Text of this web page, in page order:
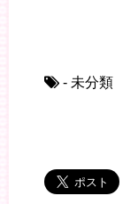
- 未分類